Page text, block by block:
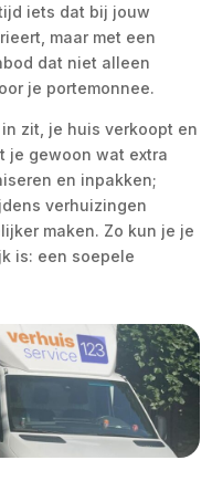
iets dat bij jouw
maar met een
dat niet alleen
je portemonnee.
zit, je huis verkoopt en
je gewoon wat extra
en inpakken;
verhuizingen
maken. Zo kun je je
is: een soepele